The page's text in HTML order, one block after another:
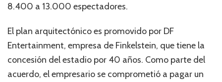
8.400 a 13.000 espectadores.
El plan arquitectónico es promovido por DF
Entertainment, empresa de Finkelstein, que tiene la
concesión del estadio por 40 años. Como parte del
acuerdo, el empresario se comprometió a pagar un